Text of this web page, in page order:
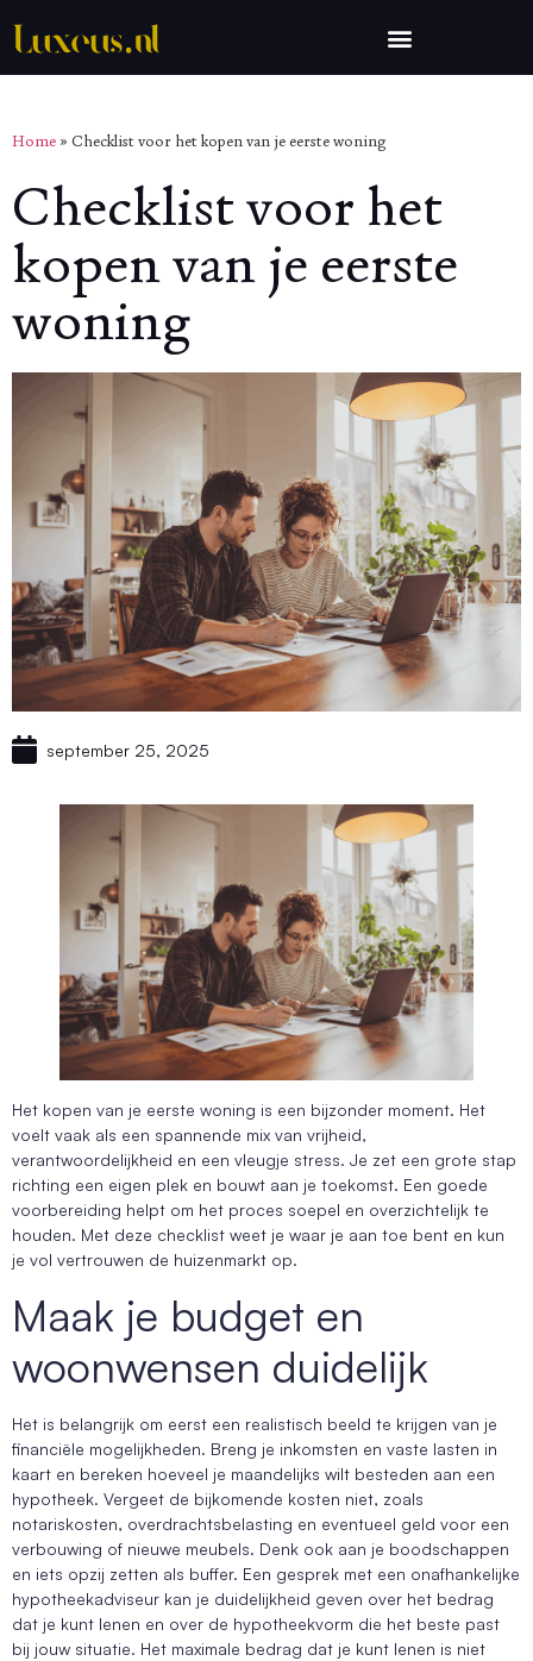
Home » Checklist voor het kopen van je eerste woning
Checklist voor het
kopen van je eerste
woning
september 25, 2025
Het kopen van je eerste woning is een bijzonder moment. Het
voelt vaak als een spannende mix van vrijheid,
verantwoordelijkheid en een vleugje stress. Je zet een grote stap
richting een eigen plek en bouwt aan je toekomst. Een goede
voorbereiding helpt om het proces soepel en overzichtelijk te
houden. Met deze checklist weet je waar je aan toe bent en kun
je vol vertrouwen de huizenmarkt op.
Maak je budget en
woonwensen duidelijk
Het is belangrijk om eerst een realistisch beeld te krijgen van je
financiële mogelijkheden. Breng je inkomsten en vaste lasten in
kaart en bereken hoeveel je maandelijks wilt besteden aan een
hypotheek. Vergeet de bijkomende kosten niet, zoals
notariskosten, overdrachtsbelasting en eventueel geld voor een
verbouwing of nieuwe meubels. Denk ook aan je boodschappen
en iets opzij zetten als buffer. Een gesprek met een onafhankelijke
hypotheekadviseur kan je duidelijkheid geven over het bedrag
dat je kunt lenen en over de hypotheekvorm die het beste past
bij jouw situatie. Het maximale bedrag dat je kunt lenen is niet